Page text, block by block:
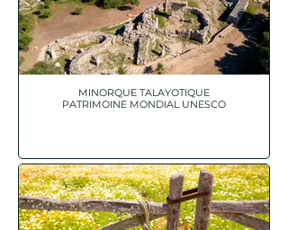
MINORQUE TALAYOTIQUE
PATRIMOINE MONDIAL UNESCO